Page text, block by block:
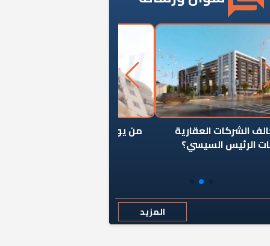
يوقف سرطان الأبراج السكنية
المخالفة ياحكومة؟
المزيد